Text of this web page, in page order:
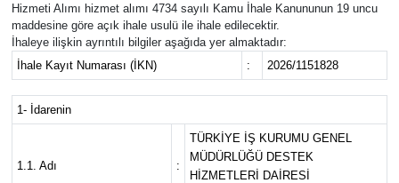
Hizmeti Alımı hizmet alımı 4734 sayılı Kamu İhale Kanununun 19 uncu
maddesine göre açık ihale usulü ile ihale edilecektir.
İhaleye ilişkin ayrıntılı bilgiler aşağıda yer almaktadır:
İhale Kayıt Numarası (İKN)
: 2026/1151828
1- İdarenin
1.1. Adı :
TÜRKİYE İŞ KURUMU GENEL
MÜDÜRLÜĞÜ DESTEK
HİZMETLERİ DAİRESİ
Asayiş
Dünya
Magazin